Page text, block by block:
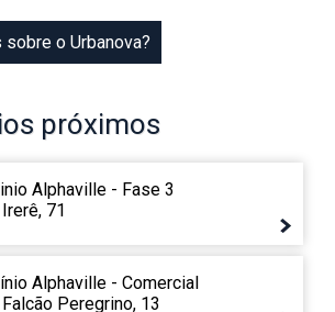
o Urbanova?
próximos
Alphaville - Fase 3
71
Alphaville - Comercial
Peregrino, 13